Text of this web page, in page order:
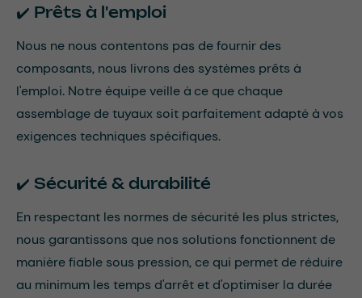
✔️ Prêts à l'emploi
Nous ne nous contentons pas de fournir des
composants, nous livrons des systèmes prêts à
l'emploi. Notre équipe veille à ce que chaque
assemblage de tuyaux soit parfaitement adapté à vos
exigences techniques spécifiques.
✔️ Sécurité & durabilité
En respectant les normes de sécurité les plus strictes,
nous garantissons que nos solutions fonctionnent de
manière fiable sous pression, ce qui permet de réduire
au minimum les temps d'arrêt et d'optimiser la durée